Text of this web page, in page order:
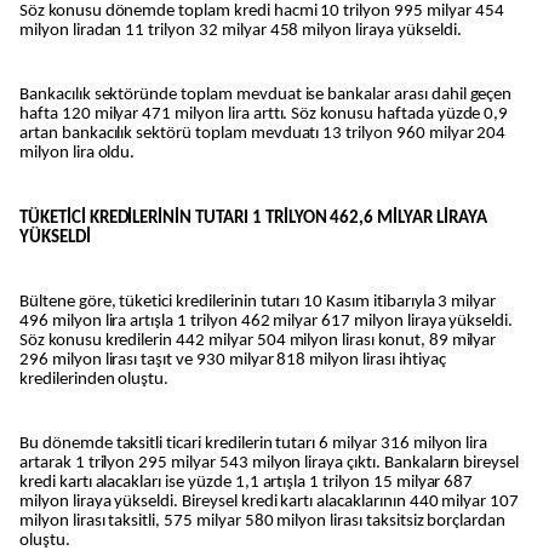
Söz konusu dönemde toplam kredi hacmi 10 trilyon 995 milyar 454
milyon liradan 11 trilyon 32 milyar 458 milyon liraya yükseldi.
Bankacılık sektöründe toplam mevduat ise bankalar arası dahil geçen
hafta 120 milyar 471 milyon lira arttı. Söz konusu haftada yüzde 0,9
artan bankacılık sektörü toplam mevduatı 13 trilyon 960 milyar 204
milyon lira oldu.
TÜKETİCİ KREDİLERİNİN TUTARI 1 TRİLYON 462,6 MİLYAR LİRAYA
YÜKSELDİ
Bültene göre, tüketici kredilerinin tutarı 10 Kasım itibarıyla 3 milyar
496 milyon lira artışla 1 trilyon 462 milyar 617 milyon liraya yükseldi.
Söz konusu kredilerin 442 milyar 504 milyon lirası konut, 89 milyar
296 milyon lirası taşıt ve 930 milyar 818 milyon lirası ihtiyaç
kredilerinden oluştu.
Bu dönemde taksitli ticari kredilerin tutarı 6 milyar 316 milyon lira
artarak 1 trilyon 295 milyar 543 milyon liraya çıktı. Bankaların bireysel
kredi kartı alacakları ise yüzde 1,1 artışla 1 trilyon 15 milyar 687
milyon liraya yükseldi. Bireysel kredi kartı alacaklarının 440 milyar 107
milyon lirası taksitli, 575 milyar 580 milyon lirası taksitsiz borçlardan
oluştu.